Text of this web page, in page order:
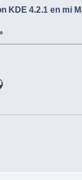
KDE 4.2.1 en mi